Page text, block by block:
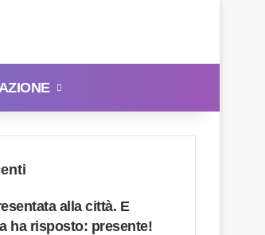
alla città. E
ha risposto: presente!